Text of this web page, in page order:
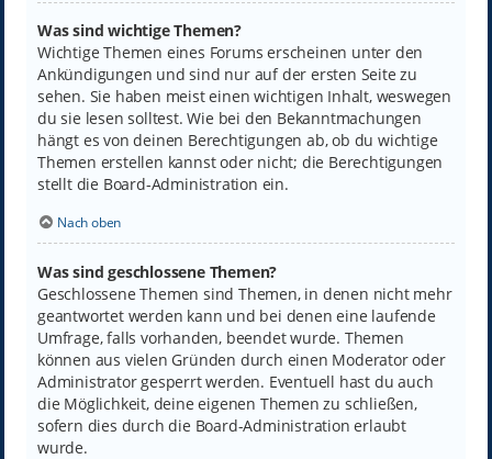
Was sind wichtige Themen?
Wichtige Themen eines Forums erscheinen unter den
Ankündigungen und sind nur auf der ersten Seite zu
sehen. Sie haben meist einen wichtigen Inhalt, weswegen
du sie lesen solltest. Wie bei den Bekanntmachungen
hängt es von deinen Berechtigungen ab, ob du wichtige
Themen erstellen kannst oder nicht; die Berechtigungen
stellt die Board-Administration ein.
Nach oben
Was sind geschlossene Themen?
Geschlossene Themen sind Themen, in denen nicht mehr
geantwortet werden kann und bei denen eine laufende
Umfrage, falls vorhanden, beendet wurde. Themen
können aus vielen Gründen durch einen Moderator oder
Administrator gesperrt werden. Eventuell hast du auch
die Möglichkeit, deine eigenen Themen zu schließen,
sofern dies durch die Board-Administration erlaubt
wurde.